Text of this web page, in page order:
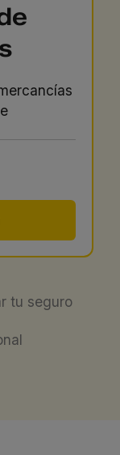
tu seguro